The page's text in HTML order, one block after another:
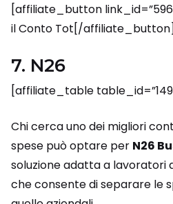
[affiliate_button
il Conto Tot[/affiliate_button]
7. N26
[affiliate_table
Chi cerca uno dei migliori
spese può optare per N26
soluzione adatta a lavoratori
che consente di separare le